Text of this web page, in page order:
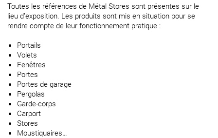
Toutes les références de Métal Stores sont présentes sur le
lieu d’exposition. Les produits sont mis en situation pour se
rendre compte de leur fonctionnement pratique :
Portails
Volets
Fenêtres
Portes
Portes de garage
Pergolas
Garde-corps
Carport
Stores
Moustiquaires…